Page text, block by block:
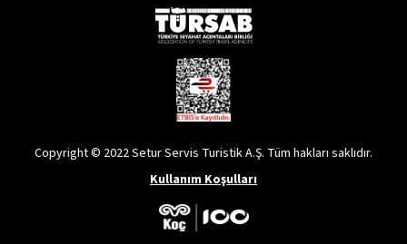
Copyright © 2022 Setur Servis Turistik A.Ş. Tüm hakları saklıdır.
Kullanım Koşulları